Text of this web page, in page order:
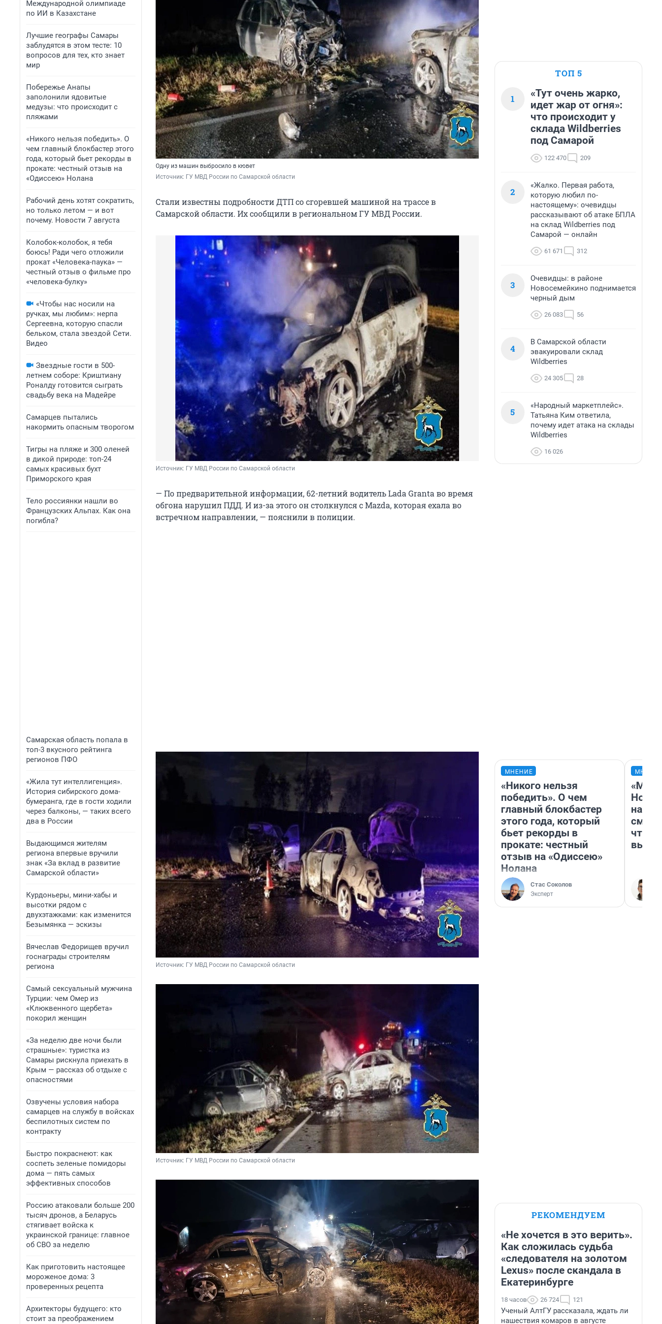
Международной олимпиаде
по ИИ в Казахстане
Лучшие географы Самары
заблудятся в этом тесте: 10
вопросов для тех, кто знает
мир
Побережье Анапы
заполонили ядовитые
медузы: что происходит с
пляжами
«Никого нельзя победить». О
чем главный блокбастер этого
года, который бьет рекорды в
прокате: честный отзыв на
«Одиссею» Нолана
Рабочий день хотят сократить,
но только летом — и вот
почему. Новости 7 августа
Колобок-колобок, я тебя
боюсь! Ради чего отложили
прокат «Человека-паука» —
честный отзыв о фильме про
«человека-булку»
«Чтобы нас носили на
ручках, мы любим»: нерпа
Сергеевна, которую спасли
бельком, стала звездой Сети.
Видео
Звездные гости в 500-
летнем соборе: Криштиану
Роналду готовится сыграть
свадьбу века на Мадейре
Самарцев пытались
накормить опасным творогом
Тигры на пляже и 300 оленей
в дикой природе: топ-24
самых красивых бухт
Приморского края
Тело россиянки нашли во
Французских Альпах. Как она
погибла?
Самарская область попала в
топ-3 вкусного рейтинга
регионов ПФО
«Жила тут интеллигенция».
История сибирского дома-
бумеранга, где в гости ходили
через балконы, — таких всего
два в России
Выдающимся жителям
региона впервые вручили
знак «За вклад в развитие
Самарской области»
Курдоньеры, мини-хабы и
высотки рядом с
двухэтажками: как изменится
Безымянка — эскизы
Вячеслав Федорищев вручил
госнаграды строителям
региона
Самый сексуальный мужчина
Турции: чем Омер из
«Клюквенного щербета»
покорил женщин
«За неделю две ночи были
страшные»: туристка из
Самары рискнула приехать в
Крым — рассказ об отдыхе с
опасностями
Озвучены условия набора
самарцев на службу в войсках
беспилотных систем по
контракту
Быстро покраснеют: как
соспеть зеленые помидоры
дома — пять самых
эффективных способов
Россию атаковали больше 200
тысяч дронов, а Беларусь
стягивает войска к
украинской границе: главное
об СВО за неделю
Как приготовить настоящее
мороженое дома: 3
проверенных рецепта
Архитекторы будущего: кто
стоит за преображением
Одну из машин выбросило в кювет
Источник: ГУ МВД России по Самарской области
Стали известны подробности ДТП со сгоревшей машиной на трассе в
Самарской области. Их сообщили в региональном ГУ МВД России.
Источник: ГУ МВД России по Самарской области
— По предварительной информации, 62-летний водитель Lada Granta во время
обгона нарушил ПДД. И из-за этого он столкнулся с Mazda, которая ехала во
встречном направлении, — пояснили в полиции.
Источник: ГУ МВД России по Самарской области
Источник: ГУ МВД России по Самарской области
ТОП 5
1
«Тут очень жарко,
идет жар от огня»:
что происходит у
склада Wildberries
под Самарой
122 470 209
2
«Жалко. Первая работа,
которую любил по-
настоящему»: очевидцы
рассказывают об атаке БПЛА
на склад Wildberries под
Самарой — онлайн
61 671 312
3
Очевидцы: в районе
Новосемейкино поднимается
черный дым
26 083 56
4
В Самарской области
эвакуировали склад
Wildberries
24 305 28
5
«Народный маркетплейс».
Татьяна Ким ответила,
почему идет атака на склады
Wildberries
16 026
МНЕНИЕ
«Никого нельзя
победить». О чем
главный блокбастер
этого года, который
бьет рекорды в
прокате: честный
отзыв на «Одиссею»
Нолана
Стас Соколов
Эксперт
«Мы
РЕКОМЕНДУЕМ
«Не хочется в это верить».
Как сложилась судьба
«следователя на золотом
Lexus» после скандала в
Екатеринбурге
18 часов 26 724 121
Ученый АлтГУ рассказала, ждать ли
нашествия комаров в августе